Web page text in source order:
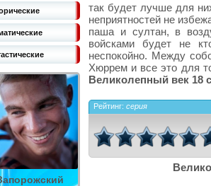
так будет лучше для
неприятностей не
паша и султан, в
войсками будет не
неспокойно. Между
Хюррем и все это для
Великолепный век 18
Рейтинг: серия